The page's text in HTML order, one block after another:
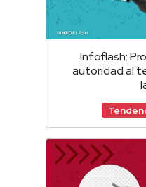
Infoflash:
autoridad al